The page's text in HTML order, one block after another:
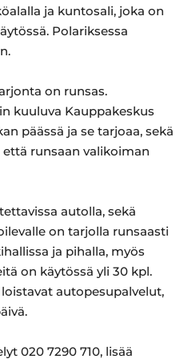
ja kuntosali, joka on
Polariksessa
on runsas.
kuuluva Kauppakeskus
päässä ja se tarjoaa, sekä
runsaan valikoiman
autolla, sekä
on tarjolla runsaasti
ja pihalla, myös
on käytössä yli 30 kpl.
autopesupalvelut,
020 7290 710, lisää